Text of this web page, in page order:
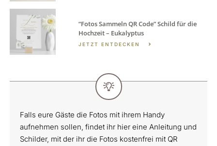
“Fotos Sammeln QR Code” Schild für die
Hochzeit – Eukalyptus
JETZT ENTDECKEN
Falls eure Gäste die Fotos mit ihrem Handy
aufnehmen sollen, findet ihr hier eine Anleitung und
Schilder, mit der ihr die Fotos kostenfrei mit QR